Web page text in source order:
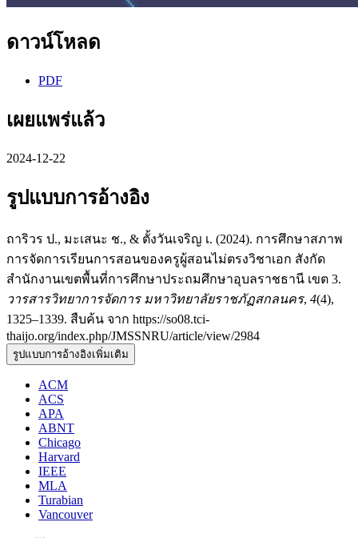
ดาวน์โหลด
PDF
เผยแพร่แล้ว
2024-12-22
รูปแบบการอ้างอิง
ถาริวร ป., มะเสนะ ช., & ตั้งวันเจริญ เ. (2024). การศึกษาสภาพ
การจัดการเรียนการสอนของครูผู้สอนไม่ตรงวิชาเอก สังกัด
สำนักงานเขตพื้นที่การศึกษาประถมศึกษาอุบลราชธานี เขต 3.
วารสารวิทยาการจัดการ มหาวิทยาลัยราชภัฏสกลนคร, 4(4),
1325–1339. สืบค้น จาก https://so08.tci-
thaijo.org/index.php/JMSSNRU/article/view/2984
รูปแบบการอ้างอิงเพิ่มเติม
ACM
ACS
APA
ABNT
Chicago
Harvard
IEEE
MLA
Turabian
Vancouver